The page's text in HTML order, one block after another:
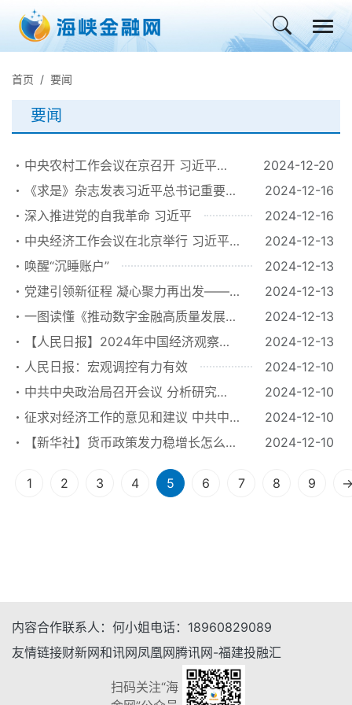
首页 要闻
要闻
中央农村工作会议在京召开 习近平对
做好“三农”工作作出重要指示
2024-12-20
《求是》杂志发表习近平总书记重要文
章《深入推进党的自我革命》
2024-12-16
深入推进党的自我革命 习近平
2024-12-16
中央经济工作会议在北京举行 习近平
发表重要讲话
2024-12-13
唤醒“沉睡账户”
2024-12-13
党建引领新征程 凝心聚力再出发——
福建金融监管局召开机关党员大会
2024-12-13
一图读懂《推动数字金融高质量发展行
动方案》
2024-12-13
【人民日报】2024年中国经济观察：
宏观调控有力有效
2024-12-13
人民日报：宏观调控有力有效
2024-12-10
中共中央政治局召开会议 分析研究
2025年经济工作 研究部署党风廉政建
平主持会议
2024-12-10
征求对经济工作的意见和建议 中共中
央召开党外人士座谈会 习近平主持并
2024-12-10
【新华社】货币政策发力稳增长怎么看
2024-12-10
1 2 3 4 5 6 7 8 9
内容合作联系人： 何小姐 电话： 18960829089
友情链接财新网和讯网凤凰网腾讯网-福建投融汇
扫码关注“海